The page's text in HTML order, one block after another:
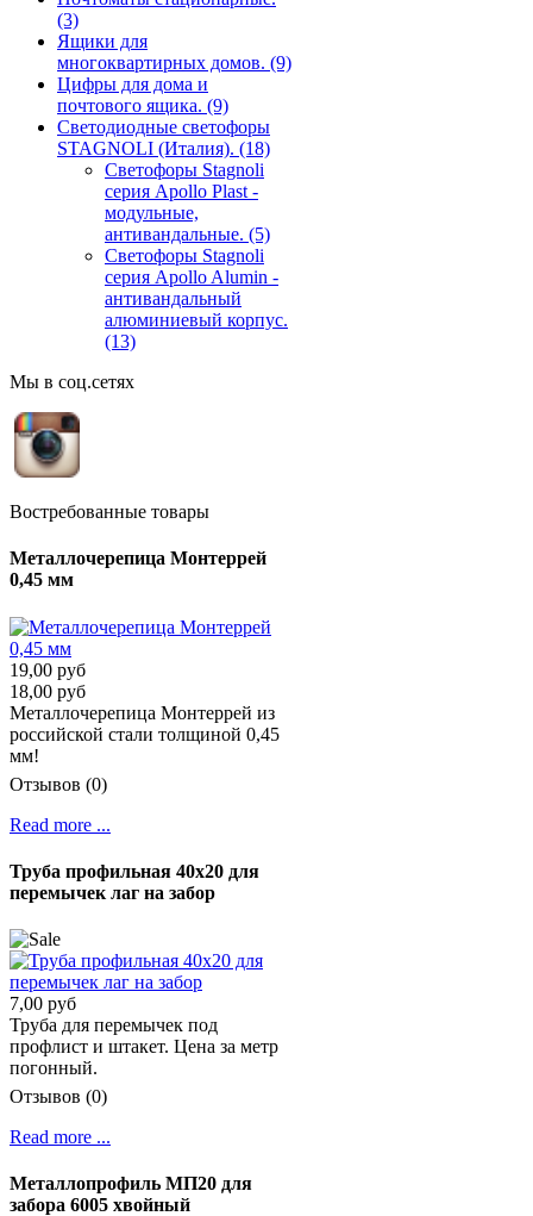
(3)
Ящики для
многоквартирных домов. (9)
Цифры для дома и
почтового ящика. (9)
Светодиодные светофоры
STAGNOLI (Италия). (18)
Светофоры Stagnoli
серия Apollo Plast -
модульные,
антивандальные. (5)
Светофоры Stagnoli
серия Apollo Alumin -
антивандальный
алюминиевый корпус.
(13)
Мы в соц.сетях
Востребованные товары
Металлочерепица Монтеррей
0,45 мм
19,00 руб
18,00 руб
Металлочерепица Монтеррей из
российской стали толщиной 0,45
мм!
Отзывов (0)
Read more ...
Труба профильная 40х20 для
перемычек лаг на забор
7,00 руб
Труба для перемычек под
профлист и штакет. Цена за метр
погонный.
Отзывов (0)
Read more ...
Металлопрофиль МП20 для
забора 6005 хвойный